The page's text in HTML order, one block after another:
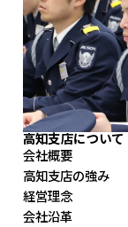
高知支店について
会社概要
高知支店の強み
経営理念
会社沿革